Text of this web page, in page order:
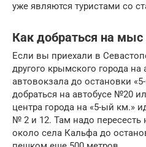
уже являются туристами со
Как добраться на
Если вы приехали в
другого крымского города на
автовокзала до остановки
добраться на автобусе №20
центра города на «5-ый км.»
№ 2 и 12. Там надо пересесть
около села Кальфа до